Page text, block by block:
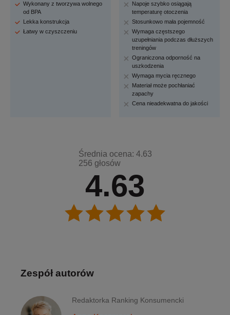
Wykonany z tworzywa wolnego
od BPA
Lekka konstrukcja
Łatwy w czyszczeniu
Napoje szybko osiągają
temperaturę otoczenia
Stosunkowo mała pojemność
Wymaga częstszego
uzupełniania podczas dłuższych
treningów
Ograniczona odporność na
uszkodzenia
Wymaga mycia ręcznego
Materiał może pochłaniać
zapachy
Cena nieadekwatna do jakości
4.63
Średnia ocena: 4.63
256 głosów
Zespół autorów
Redaktorka Ranking Konsumencki